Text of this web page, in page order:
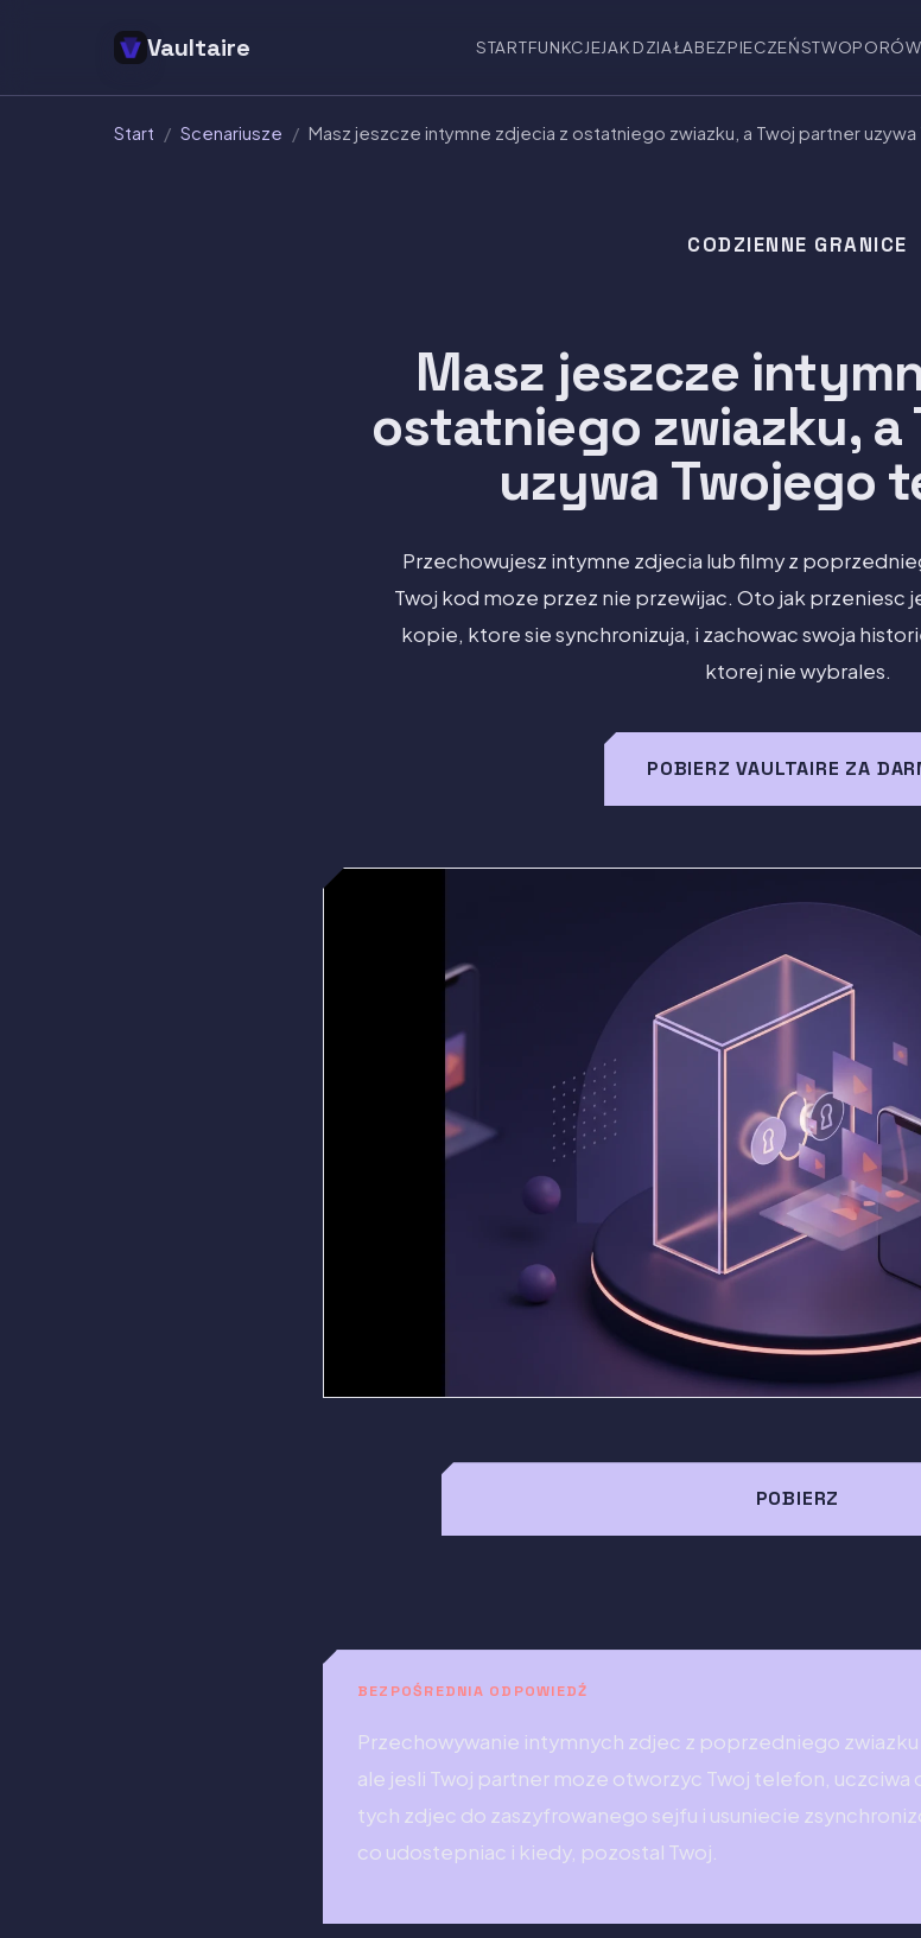
Vaultaire STARTFUNKCJEJAK DZIAŁABEZPIECZEŃSTWO
Start / Scenariusze / Masz jeszcze intymne zdjecia z ostatniego zwiazku, a Twoj partner
CODZIENNE GRANICE
Masz jeszcze
ostatniego zwiazku,
uzywа Twojego
Przechowujesz intymne zdjecia lub filmy z
Twoj kod moze przez nie przewijac. Oto jak przeniesc
kopie, ktore sie synchronizuja, i zachowac swoja
ktorej nie wybrales.
POBIERZ VAULTAIRE ZA
POBIERZ
BEZPOŚREDNIA ODPOWIEDŹ
Przechowywanie intymnych zdjec z poprzedniego zwiazku
ale jesli Twoj partner moze otworzyc Twoj telefon,
tych zdjec do zaszyfrowanego sejfu i usuniecie
co udostepniac i kiedy, pozostal Twoj.